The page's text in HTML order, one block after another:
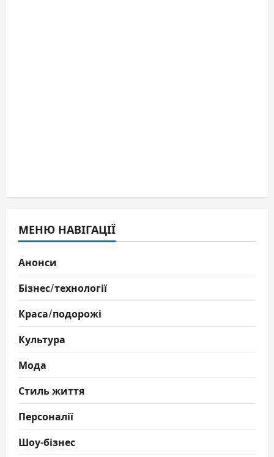
МЕНЮ НАВІГАЦІЇ
Анонси
Бізнес/технології
Краса/подорожі
Культура
Мода
Стиль життя
Персоналії
Шоу-бізнес